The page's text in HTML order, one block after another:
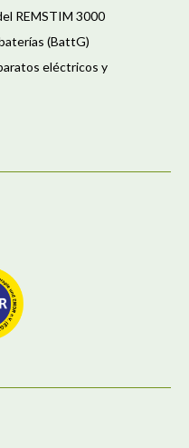
REMSTIM 3000
(BattG)
eléctricos y